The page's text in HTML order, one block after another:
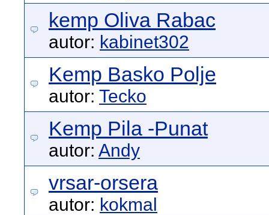
kemp Oliva Rabac
autor: kabinet302
Kemp Basko Polje
autor: Tecko
Kemp Pila -Punat
autor: Andy
vrsar-orsera
autor: kokmal